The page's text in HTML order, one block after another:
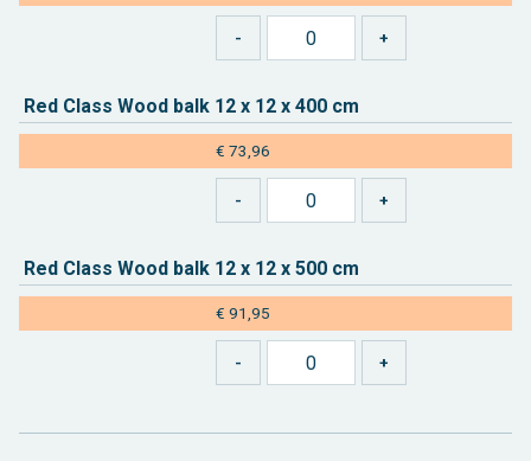
Red Class Wood balk 12 x 12 x 400 cm
€ 73,96
Red Class Wood balk 12 x 12 x 500 cm
€ 91,95